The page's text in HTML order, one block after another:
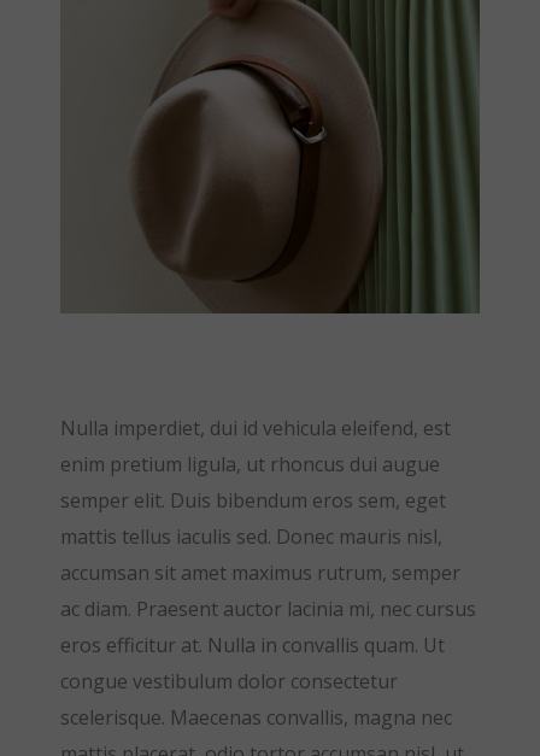
Nulla imperdiet, dui id vehicula eleifend, est
enim pretium ligula, ut rhoncus dui augue
semper elit. Duis bibendum eros sem, eget
mattis tellus iaculis sed. Donec mauris nisl,
accumsan sit amet maximus rutrum, semper
ac diam. Praesent auctor lacinia mi, nec cursus
eros efficitur at. Nulla in convallis quam. Ut
congue vestibulum dolor consectetur
scelerisque. Maecenas convallis, magna nec